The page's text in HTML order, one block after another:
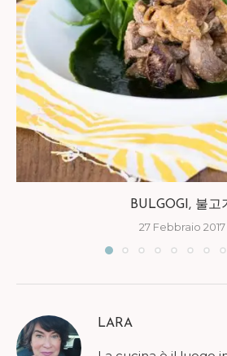
BULGOGI, 불고
27 Febbraio 2017
LARA